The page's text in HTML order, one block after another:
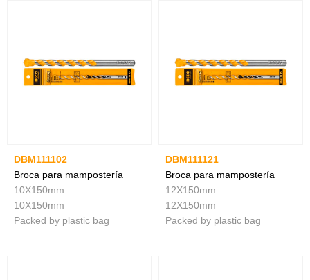
DBM111102
Broca para mampostería
10X150mm
10X150mm
Packed by plastic bag
DBM111121
Broca para mampostería
12X150mm
12X150mm
Packed by plastic bag